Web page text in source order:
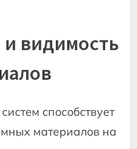
и видимость
способствует
материалов на